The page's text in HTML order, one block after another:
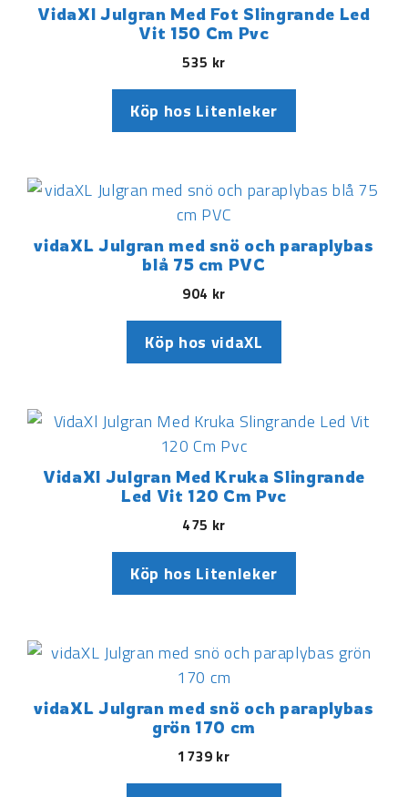
VidaXl Julgran Med Fot Slingrande Led
Vit 150 Cm Pvc
535 kr
Köp hos Litenleker
vidaXL Julgran med snö och paraplybas
blå 75 cm PVC
904 kr
Köp hos vidaXL
VidaXl Julgran Med Kruka Slingrande
Led Vit 120 Cm Pvc
475 kr
Köp hos Litenleker
vidaXL Julgran med snö och paraplybas
grön 170 cm
1739 kr